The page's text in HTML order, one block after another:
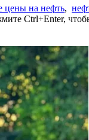
цены на нефть,
Ctrl+Enter,